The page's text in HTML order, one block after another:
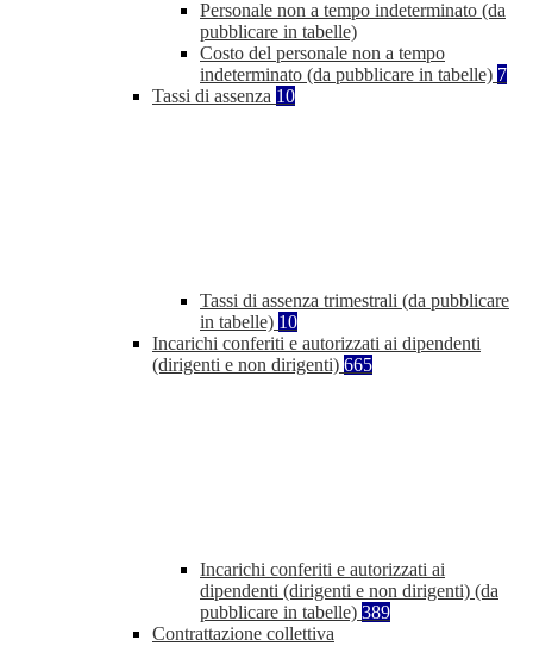
Personale non a tempo indeterminato (da
pubblicare in tabelle)
Costo del personale non a tempo
indeterminato (da pubblicare in tabelle) 7
Tassi di assenza 10
Tassi di assenza trimestrali (da pubblicare
in tabelle) 10
Incarichi conferiti e autorizzati ai dipendenti
(dirigenti e non dirigenti) 665
Incarichi conferiti e autorizzati ai
dipendenti (dirigenti e non dirigenti) (da
pubblicare in tabelle) 389
Contrattazione collettiva